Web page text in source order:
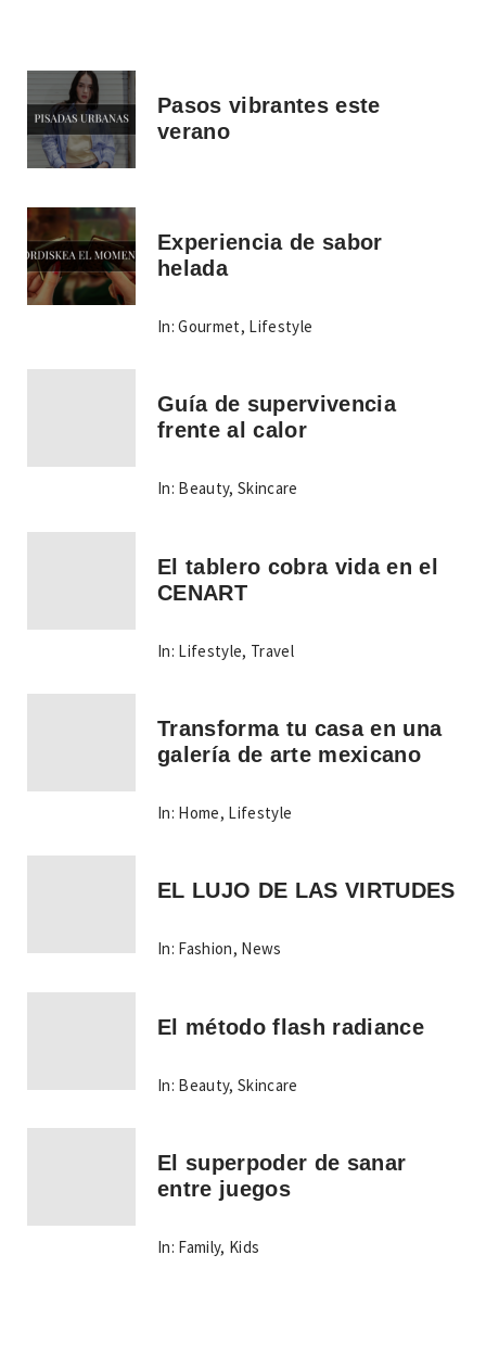
Pasos vibrantes este
verano
Experiencia de sabor
helada
In: Gourmet, Lifestyle
Guía de supervivencia
frente al calor
In: Beauty,Skincare
El tablero cobra vida en el
CENART
In: Lifestyle, Travel
Transforma tu casa en una
galería de arte mexicano
In: Home, Lifestyle
EL LUJO DE LAS VIRTUDES
In: Fashion, News
El método flash radiance
In: Beauty,Skincare
El superpoder de sanar
entre juegos
In: Family, Kids